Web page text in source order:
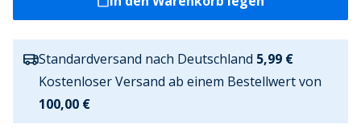
Standardversand nach Deutschland 5,99 €
Kostenloser Versand ab einem Bestellwert von
100,00 €